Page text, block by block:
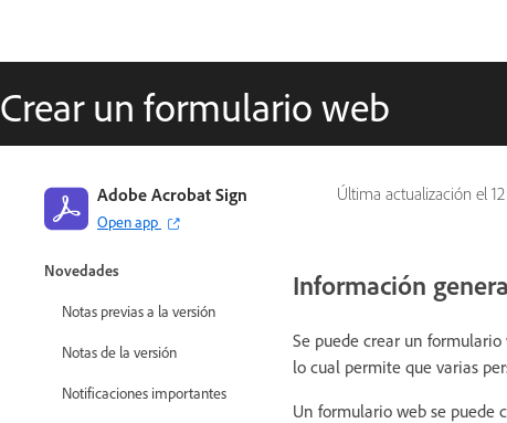
Crear un formulario web
Última actualización el
Adobe Acrobat Sign
Open app
Guía de Adobe Acrobat Sign
Novedades
Notas previas a la versión
Notas de la versión
Notificaciones importantes
Información
Se puede crear un
lo cual permite que varias
Un formulario web se puede